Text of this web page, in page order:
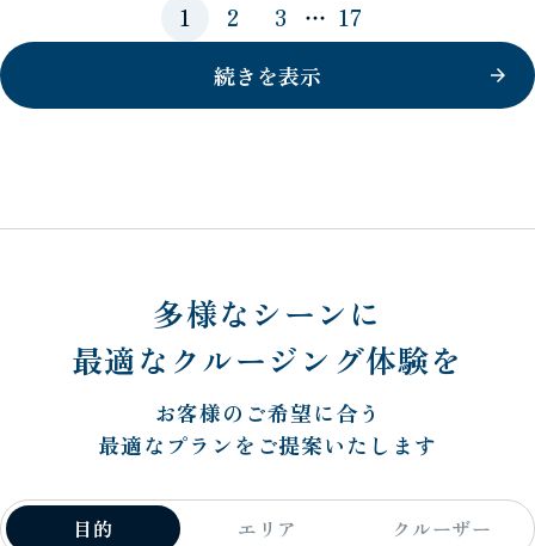
1 2 3 … 17
続きを表示
多様なシーンに
最適なクルージング体験を
お客様のご希望に合う
最適なプランをご提案いたします
目的 エリア クルーザー